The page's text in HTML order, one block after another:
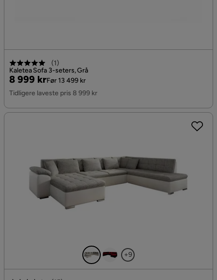
(1)
Kaletea Sofa 3-seters, Grå
Pris
8 999 kr
Original
Pris
Før 13 499 kr
Tidligere laveste pris 8 999 kr
+9